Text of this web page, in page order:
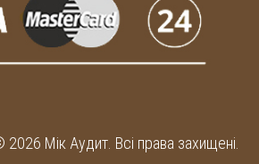
Мік Аудит. Всі права захищені.